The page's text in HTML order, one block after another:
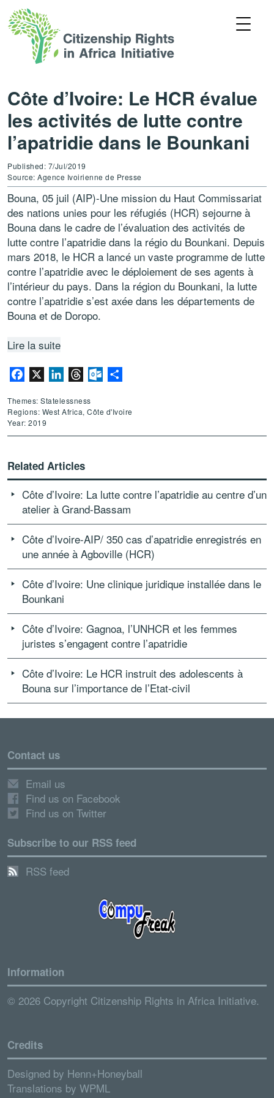
Côte d’Ivoire: Le HCR évalue
les activités de lutte contre
l’apatridie dans le Bounkani
Published: 7/Jul/2019
Source: Agence Ivoirienne de Presse
Bouna, 05 juil (AIP)-Une mission du Haut Commissariat
des nations unies pour les réfugiés (HCR) sejourne à
Bouna dans le cadre de l’évaluation des activités de
lutte contre l’apatridie dans la régio du Bounkani. Depuis
mars 2018, le HCR a lancé un vaste programme de lutte
contre l’apatridie avec le déploiement de ses agents à
l’intérieur du pays. Dans la région du Bounkani, la lutte
contre l’apatridie s’est axée dans les départements de
Bouna et de Doropo.
Lire la suite
Facebook LinkedInThreadsOutlook.com
Themes: Statelessness
Regions: West Africa, Côte d'Ivoire
Year: 2019
Related Articles
Côte d’Ivoire: La lutte contre l’apatridie au centre d’un
atelier à Grand-Bassam
Côte d’Ivoire-AIP/ 350 cas d’apatridie enregistrés en
une année à Agboville (HCR)
Côte d’Ivoire: Une clinique juridique installée dans le
Bounkani
Côte d’Ivoire: Gagnoa, l’UNHCR et les femmes
juristes s’engagent contre l’apatridie
Côte d’Ivoire: Le HCR instruit des adolescents à
Bouna sur l’importance de l’Etat-civil
Contact us
Email us
Find us on Facebook
Find us on Twitter
Subscribe to our RSS feed
RSS feed
Information
© 2026 Copyright Citizenship Rights in Africa Initiative.
Credits
Designed by Henn+Honeyball
Translations by WPML